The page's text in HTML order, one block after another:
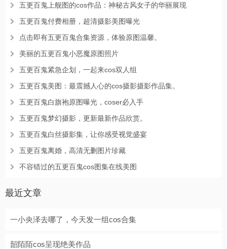
五更百鬼上舰图的cos作品：神秘古风女子的华丽展现
五更百鬼付费相册，超清摄影美图曝光
点击即有五更百鬼合集资源，体验原图温馨。
美丽的五更百鬼小恶魔原图照片
五更百鬼紧急企划，一起来cos双人组
五更百鬼美图：最震撼人心的cos摄影摄影作品集。
五更百鬼白旗袍原图曝光，coser必入手
五更百鬼梦幻摄影，更新最新作品欣赏。
五更百鬼白丝摄影集，让你感受视觉盛宴
五更百鬼离婚，高清无删图片珍藏
不容错过的五更百鬼cos图集在线美图
最近文章
一小央泽去哪了，今天发一组cos合集
韶陌陌cos呈现绝美作品